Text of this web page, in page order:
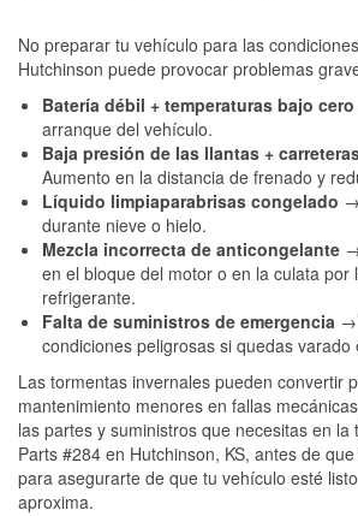
No preparar tu vehículo para las
Hutchinson puede provocar problemas
Batería débil + temperaturas bajo cero
arranque del vehículo.
Baja presión de las llantas +
Aumento en la distancia de frenado y
Líquido limpiaparabrisas congelado
durante nieve o hielo.
Mezcla incorrecta de anticongelante
en el bloque del motor o en la culata por
refrigerante.
Falta de suministros de emergencia →
condiciones peligrosas si quedas varado
Las tormentas invernales pueden convertir
mantenimiento menores en fallas
las partes y suministros que necesitas en la
Parts #284 en Hutchinson, KS, antes de
para asegurarte de que tu vehículo esté
aproxima.